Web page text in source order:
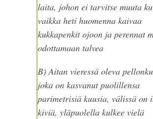
laita, johon ei tarvitse muuta
vaikka heti huomenna kaivaa
kukkapenkit ojoon ja perennat
odottamaan talvea
B) Aitan vieressä oleva
joka on kasvanut puolillensa
parimetrisiä kuusia, välissä on
kiviä, yläpuolella kulkee vielä